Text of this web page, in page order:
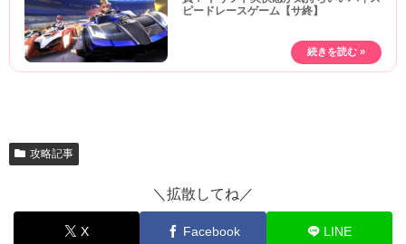
ピードレースゲーム【サ終】
攻略記事
＼拡散してね／
X Facebook LINE